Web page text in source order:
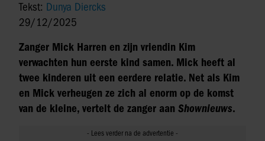
Tekst: Dunya Diercks
29/12/2025
Zanger Mick Harren en zijn vriendin Kim
verwachten hun eerste kind samen. Mick heeft al
twee kinderen uit een eerdere relatie. Net als Kim
en Mick verheugen ze zich al enorm op de komst
van de kleine, vertelt de zanger aan Shownieuws.